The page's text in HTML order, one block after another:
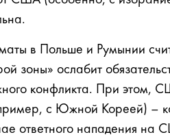
в Польше и Румынии
зоны» ослабит
конфликта. При этом,
с Южной Кореей) –
ответного нападения